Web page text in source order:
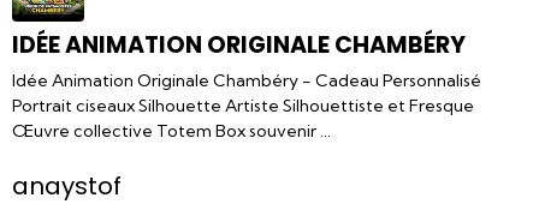
IDÉE ANIMATION ORIGINALE CHAMBÉRY
Idée Animation Originale Chambéry - Cadeau Personnalisé
Portrait ciseaux Silhouette Artiste Silhouettiste et Fresque
Œuvre collective Totem Box souvenir ...
anaystof